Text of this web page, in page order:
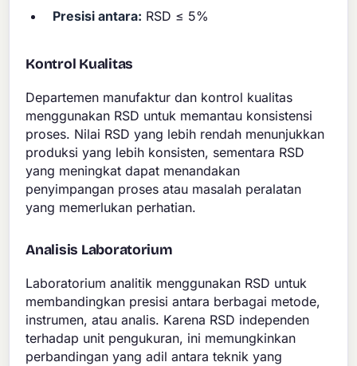
Presisi antara: RSD ≤ 5%
Kontrol Kualitas
Departemen manufaktur dan kontrol kualitas
menggunakan RSD untuk memantau konsistensi
proses. Nilai RSD yang lebih rendah menunjukkan
produksi yang lebih konsisten, sementara RSD
yang meningkat dapat menandakan
penyimpangan proses atau masalah peralatan
yang memerlukan perhatian.
Analisis Laboratorium
Laboratorium analitik menggunakan RSD untuk
membandingkan presisi antara berbagai metode,
instrumen, atau analis. Karena RSD independen
terhadap unit pengukuran, ini memungkinkan
perbandingan yang adil antara teknik yang